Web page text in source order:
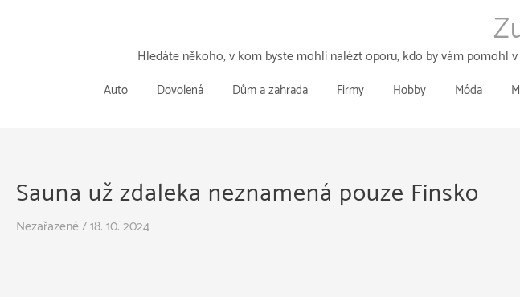
Hledáte někoho, v kom byste mohli nalézt oporu, kdo by vám pomohl
Auto Dovolená Dům a zahrada Firmy Hobby Móda
Sauna už zdaleka neznamená pouze Finsko
Nezařazené/18. 10. 2024